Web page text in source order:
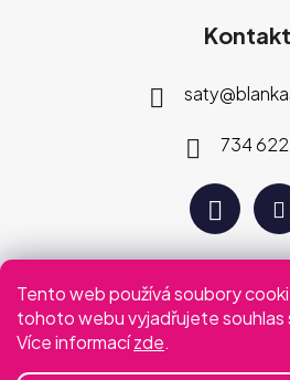
Tento web používá soubory
tohoto webu vyjadřujete souhlas
Více informacízde.
Kontakt
saty@
734
Plaťte jak vám